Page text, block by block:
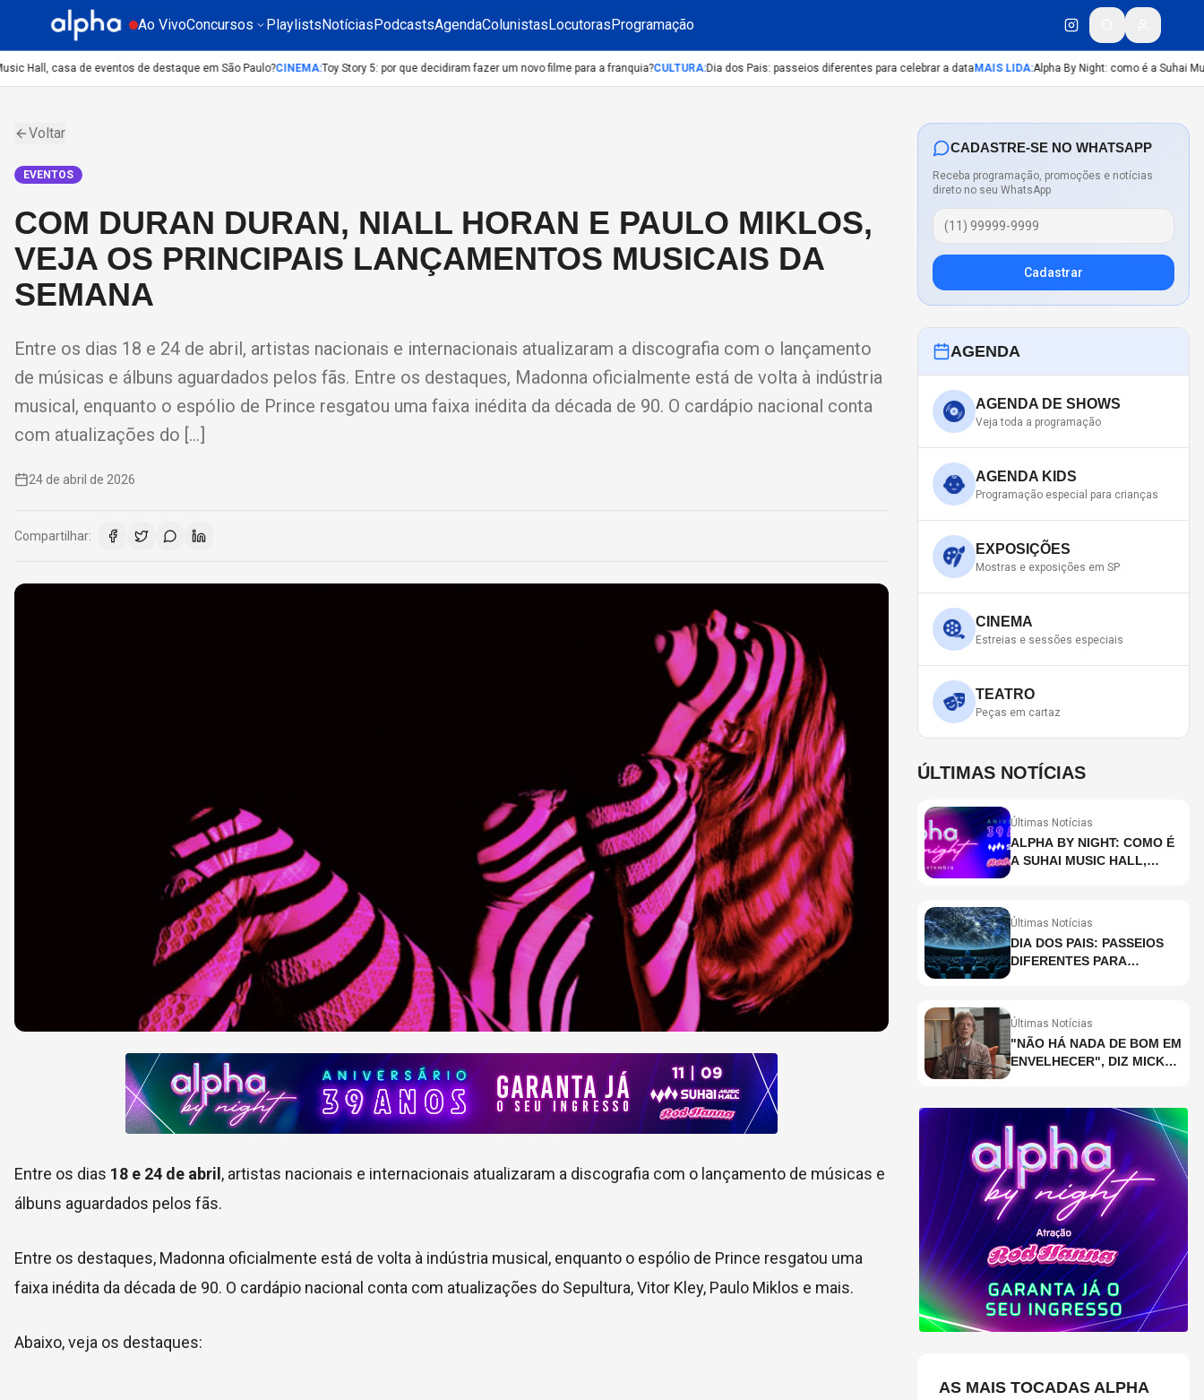
Ao VivoConcursos PlaylistsNotíciasPodcastsAgendaColunistasLocutorasProgramação
Hall, casa de eventos de destaque em São Paulo?CINEMA:Toy Story 5: por que decidiram fazer um novo filme para a franquia?CULTURA:Dia dos Pais: passeios diferentes para celebrar a dataMAIS LIDA :Alpha By Night: como é a Suhai
Voltar
EVENTOS
COM DURAN DURAN, NIALL HORAN E PAULO MIKLOS,
VEJA OS PRINCIPAIS LANÇAMENTOS MUSICAIS DA
SEMANA
Entre os dias 18 e 24 de abril, artistas nacionais e internacionais atualizaram a discografia com o lançamento
de músicas e álbuns aguardados pelos fãs. Entre os destaques, Madonna oficialmente está de volta à indústria
musical, enquanto o espólio de Prince resgatou uma faixa inédita da década de 90. O cardápio nacional conta
com atualizações do […]
24 de abril de 2026
Compartilhar:
Entre os dias 18 e 24 de abril , artistas nacionais e internacionais atualizaram a discografia com o lançamento de músicas e
álbuns aguardados pelos fãs.
Entre os destaques, Madonna oficialmente está de volta à indústria musical, enquanto o espólio de Prince resgatou uma
faixa inédita da década de 90. O cardápio nacional conta com atualizações do Sepultura, Vitor Kley, Paulo Miklos e mais.
Abaixo, veja os destaques:
CADASTRE-SE NO WHATSAPP
Receba programação, promoções e notícias
direto no seu WhatsApp
Cadastrar
AGENDA
AGENDA DE SHOWS
Veja toda a programação
AGENDA KIDS
Programação especial para crianças
EXPOSIÇÕES
Mostras e exposições em SP
CINEMA
Estreias e sessões especiais
TEATRO
Peças em cartaz
ÚLTIMAS NOTÍCIAS
Últimas Notícias
ALPHA BY NIGHT: COMO É
A SUHAI MUSIC HALL,
PAULO?
Últimas Notícias
DIA DOS PAIS: PASSEIOS
DIFERENTES PARA
Últimas Notícias
"NÃO HÁ NADA DE BOM EM
ENVELHECER", DIZ MICK
AS MAIS TOCADAS ALPHA